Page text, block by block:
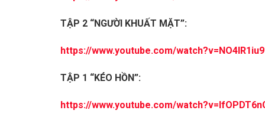
TẬP 2 “NGƯỜI KHUẤT MẶT”:
https://www.youtube.com/
TẬP 1 “KÉO HỒN”:
https://www.youtube.com/